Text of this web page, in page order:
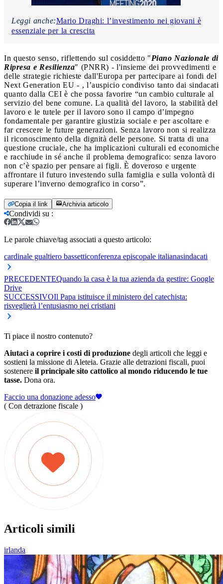
Leggi anche:Mario Draghi: l’investimento nei giovani è
essenziale per la crescita
In questo senso, riflettendo sul cosiddetto "Piano Nazionale di
Ripresa e Resilienza" (PNRR) - l'insieme dei provvedimenti e
delle strategie richieste dall'Europa per partecipare ai fondi del
Next Generation EU - , l’auspicio condiviso tanto dai sindacati
quanto dalla CEI è che possa favorire “un cambio culturale al
servizio del bene comune. La qualità del lavoro, la stabilità del
lavoro e le tutele per il lavoro sono il campo d’impegno
fondamentale per garantire giustizia sociale e per ascoltare e
far crescere le future generazioni. Senza lavoro non si realizza
il riconoscimento della dignità delle persone. Si tratta di una
questione cruciale, che ha implicazioni culturali ed economiche
e racchiude in sé anche il problema demografico: senza lavoro
non c’è spazio per pensare ai figli. È doveroso e urgente
affrontare il futuro investendo sulla famiglia e sulla volontà di
superare l’inverno demografico in corso”.
Copia il link Archivia articolo
Condividi su :
Le parole chiave/tag associati a questo articolo:
cardinale gualtiero bassetticonferenza episcopale italianasindacati
PRECEDENTEQuando la casa è la tua azienda da gestire: Google
Drive
SUCCESSIVOIl Papa istituisce il ministero del catechista:
risveglierà l’entusiasmo nei cristiani
Ti piace il nostro contenuto?
Aiutaci a coprire i costi di produzione degli articoli che leggi e
sostieni la missione di Aleteia. Grazie alle detrazioni fiscali, puoi
sostenere il principale sito cattolico al mondo riducendo le tue
tasse. Dona ora.
Faccio una donazione adesso
( Con detrazione fiscale )
Articoli simili
irlanda